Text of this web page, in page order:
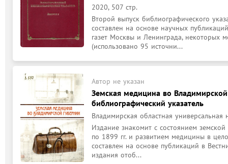
2020, 507 стр.
Второй выпуск библиографического
составлен на основе научных
газет Москвы и Ленинграда, некоторых
(использовано 95 источни...
Автор не указан
Земская медицина во
библиографический указатель
Владимирская областная
Издание знакомит с состоянием
по 1899 гг. и развитием медицины в
составлен на основе публикаций в
издания отоб...